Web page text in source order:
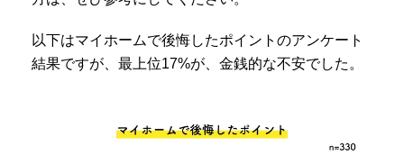
以下はマイホームで後悔したポイントのアンケート
結果ですが、最上位17%が、金銭的な不安でした。